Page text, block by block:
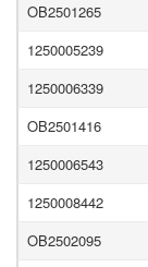
OB2501265
1250005239
1250006339
OB2501416
1250006543
1250008442
OB2502095